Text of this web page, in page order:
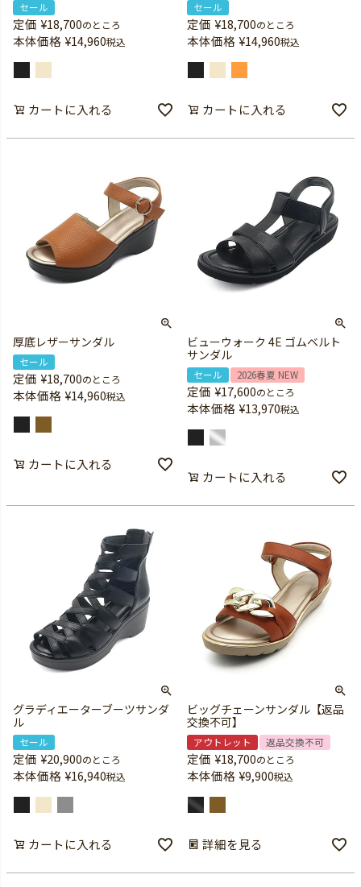
セール
定価 ¥18,700のところ
本体価格 ¥14,960税込
カートに入れる
セール
定価 ¥18,700のところ
本体価格 ¥14,960税込
カートに入れる
厚底レザーサンダル
セール
定価 ¥18,700のところ
本体価格 ¥14,960税込
カートに入れる
ビューウォーク 4E ゴムベルト
サンダル
セール 2026春夏 NEW
定価 ¥17,600のところ
本体価格 ¥13,970税込
カートに入れる
グラディエーターブーツサンダ
ル
セール
定価 ¥20,900のところ
本体価格 ¥16,940税込
カートに入れる
ビッグチェーンサンダル【返品
交換不可】
アウトレット 返品交換不可
定価 ¥18,700のところ
本体価格 ¥9,900税込
詳細を見る